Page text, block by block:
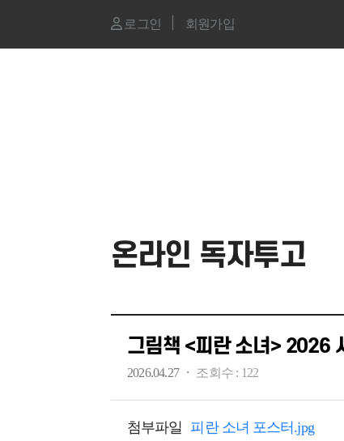
로그인 회원가입
온라인 독자투고
그림책 <피란 소녀> 2026
2026.04.27 · 조회수 : 122
첨부파일 피란 소녀 포스터.jpg